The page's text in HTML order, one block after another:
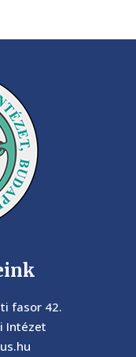
fasor 42.
Intézet